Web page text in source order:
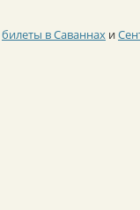
билеты в Саваннах и